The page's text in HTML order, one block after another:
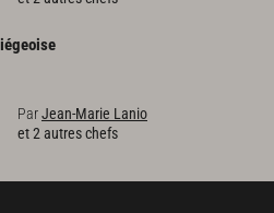
liégeoise
ParJean-Marie Lanio
et 2 autres chefs